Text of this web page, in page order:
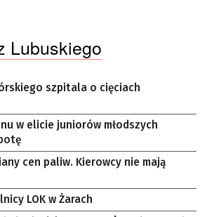
Lubuskiego
szpitala o cięciach
w elicie juniorów młodszych
cen paliw. Kierowcy nie mają
LOK w Żarach